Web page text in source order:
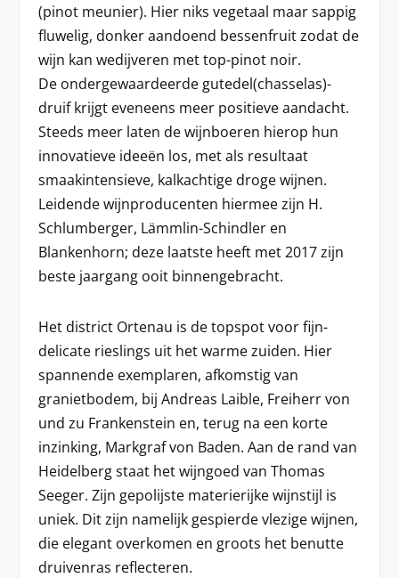
(pinot meunier). Hier niks vegetaal maar sappig
fluwelig, donker aandoend bessenfruit zodat de
wijn kan wedijveren met top-pinot noir.
De ondergewaardeerde gutedel(chasselas)-
druif krijgt eveneens meer positieve aandacht.
Steeds meer laten de wijnboeren hierop hun
innovatieve ideeën los, met als resultaat
smaakintensieve, kalkachtige droge wijnen.
Leidende wijnproducenten hiermee zijn H.
Schlumberger, Lämmlin-Schindler en
Blankenhorn; deze laatste heeft met 2017 zijn
beste jaargang ooit binnengebracht.
Het district Ortenau is de topspot voor fijn-
delicate rieslings uit het warme zuiden. Hier
spannende exemplaren, afkomstig van
granietbodem, bij Andreas Laible, Freiherr von
und zu Frankenstein en, terug na een korte
inzinking, Markgraf von Baden. Aan de rand van
Heidelberg staat het wijngoed van Thomas
Seeger. Zijn gepolijste materierijke wijnstijl is
uniek. Dit zijn namelijk gespierde vlezige wijnen,
die elegant overkomen en groots het benutte
druivenras reflecteren.